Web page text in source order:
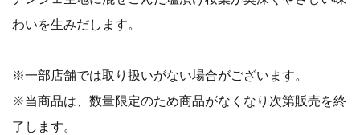
わいを生みだします。
※一部店舗では取り扱いがない場合がございます。
※当商品は、数量限定のため商品がなくなり次第販売を終
了します。